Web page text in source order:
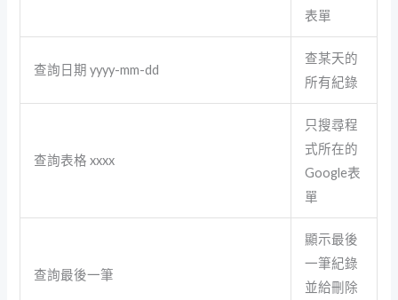
表單
查詢日期 yyyy-mm-dd
查某天的
所有紀錄
查詢表格 xxxx
只搜尋程
式所在的
Google表
單
查詢最後一筆
顯示最後
一筆紀錄
並給刪除